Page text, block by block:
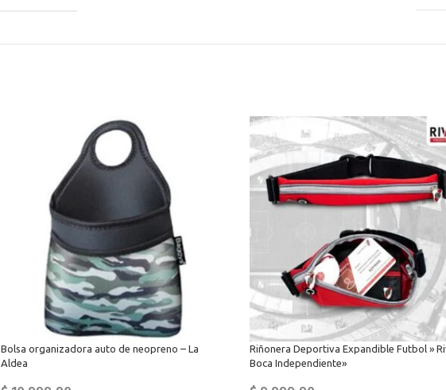
Bolsa organizadora auto de neopreno – La
Aldea
Riñonera Deportiva Expandible Futbol »
Boca Independiente»